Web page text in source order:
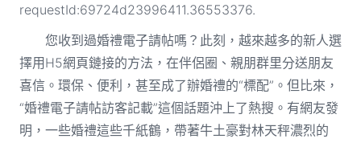
requestId:69724d23996411.36553376.
您收到過婚禮電子請帖嗎？此刻，越來越多的新人選
擇用H5網頁鏈接的方法，在伴侶圈、親朋群里分送朋友
喜信。環保、便利，甚至成了辦婚禮的“標配”。但比來，
“婚禮電子請帖訪客記載”這個話題沖上了熱搜。有網友發
明，一些婚禮這些千紙鶴，帶著牛土豪對林天秤濃烈的